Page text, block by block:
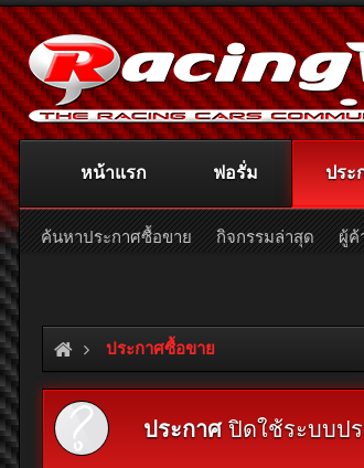
ประกาศซื้อขาย
ประกาศปิดใช้ระบบปร
หน้าแรก ฟอรั่ม ประ
ค้นหาประกาศซื้อขาย กิจกรรมล่าสุด ผู้ค้